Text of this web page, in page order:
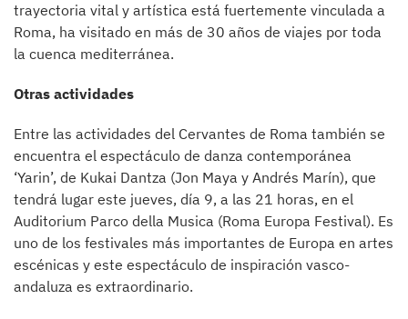
trayectoria vital y artística está fuertemente vinculada a
Roma, ha visitado en más de 30 años de viajes por toda
la cuenca mediterránea.
Otras actividades
Entre las actividades del Cervantes de Roma también se
encuentra el espectáculo de danza contemporánea
‘Yarin’, de Kukai Dantza (Jon Maya y Andrés Marín), que
tendrá lugar este jueves, día 9, a las 21 horas, en el
Auditorium Parco della Musica (Roma Europa Festival). Es
uno de los festivales más importantes de Europa en artes
escénicas y este espectáculo de inspiración vasco-
andaluza es extraordinario.